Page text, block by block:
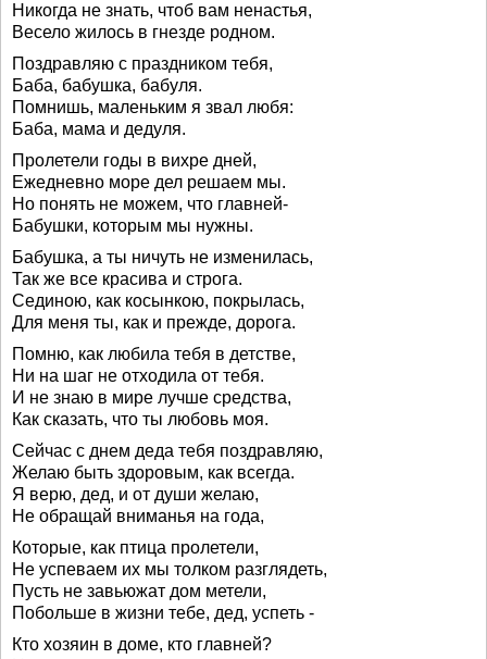
Никогда не знать, чтоб вам ненастья,
Весело жилось в гнезде родном.
Поздравляю с праздником тебя,
Баба, бабушка, бабуля.
Помнишь, маленьким я звал любя:
Баба, мама и дедуля.
Пролетели годы в вихре дней,
Ежедневно море дел решаем мы.
Но понять не можем, что главней-
Бабушки, которым мы нужны.
Бабушка, а ты ничуть не изменилась,
Так же все красива и строга.
Сединою, как косынкою, покрылась,
Для меня ты, как и прежде, дорога.
Помню, как любила тебя в детстве,
Ни на шаг не отходила от тебя.
И не знаю в мире лучше средства,
Как сказать, что ты любовь моя.
Сейчас с днем деда тебя поздравляю,
Желаю быть здоровым, как всегда.
Я верю, дед, и от души желаю,
Не обращай вниманья на года,
Которые, как птица пролетели,
Не успеваем их мы толком разглядеть,
Пусть не завьюжат дом метели,
Побольше в жизни тебе, дед, успеть -
Кто хозяин в доме, кто главней?